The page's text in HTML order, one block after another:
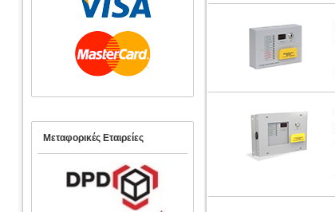
Μεταφορικές Εταιρείες